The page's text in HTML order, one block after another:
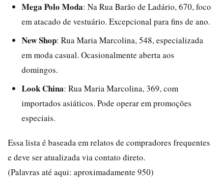
Mega Polo Moda: Na Rua Barão de Ladário, 670, foco
em atacado de vestuário. Excepcional para fins de ano.
New Shop: Rua Maria Marcolina, 548, especializada
em moda casual. Ocasionalmente aberta aos
domingos.
Look China: Rua Maria Marcolina, 369, com
importados asiáticos. Pode operar em promoções
especiais.
Essa lista é baseada em relatos de compradores frequentes
e deve ser atualizada via contato direto.
(Palavras até aqui: aproximadamente 950)